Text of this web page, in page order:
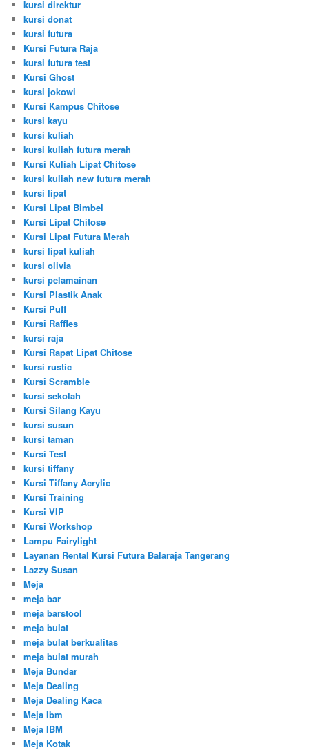
kursi direktur
kursi donat
kursi futura
Kursi Futura Raja
kursi futura test
Kursi Ghost
kursi jokowi
Kursi Kampus Chitose
kursi kayu
kursi kuliah
kursi kuliah futura merah
Kursi Kuliah Lipat Chitose
kursi kuliah new futura merah
kursi lipat
Kursi Lipat Bimbel
Kursi Lipat Chitose
Kursi Lipat Futura Merah
kursi lipat kuliah
kursi olivia
kursi pelamainan
Kursi Plastik Anak
Kursi Puff
Kursi Raffles
kursi raja
Kursi Rapat Lipat Chitose
kursi rustic
Kursi Scramble
kursi sekolah
Kursi Silang Kayu
kursi susun
kursi taman
Kursi Test
kursi tiffany
Kursi Tiffany Acrylic
Kursi Training
Kursi VIP
Kursi Workshop
Lampu Fairylight
Layanan Rental Kursi Futura Balaraja Tangerang
Lazzy Susan
Meja
meja bar
meja barstool
meja bulat
meja bulat berkualitas
meja bulat murah
Meja Bundar
Meja Dealing
Meja Dealing Kaca
Meja Ibm
Meja IBM
Meja Kotak